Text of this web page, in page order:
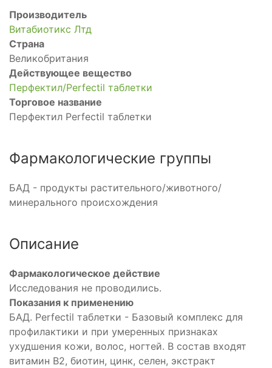
Производитель
Витабиотикс Лтд
Страна
Великобритания
Действующее вещество
Перфектил/Perfectil таблетки
Торговое название
Перфектил Perfectil таблетки
Фармакологические группы
БАД - продукты растительного/животного/
минерального происхождения
Описание
Фармакологическое действие
Исследования не проводились.
Показания к применению
БАД. Perfectil таблетки - Базовый комплекс для
профилактики и при умеренных признаках
ухудшения кожи, волос, ногтей. В состав входят
витамин В2, биотин, цинк, селен, экстракт